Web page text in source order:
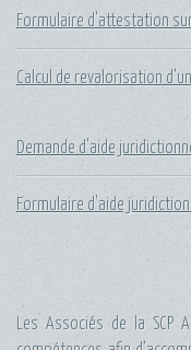
Formulaire d'attestation
Calcul de revalorisation
Demande d'aide
Formulaire d'aide
Les Associés de la SCP